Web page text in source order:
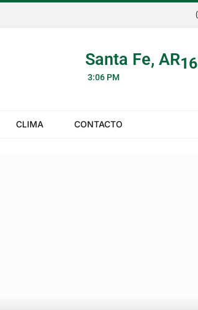
Santa Fe, AR
3:06 PM
16
CLIMA CONTACTO